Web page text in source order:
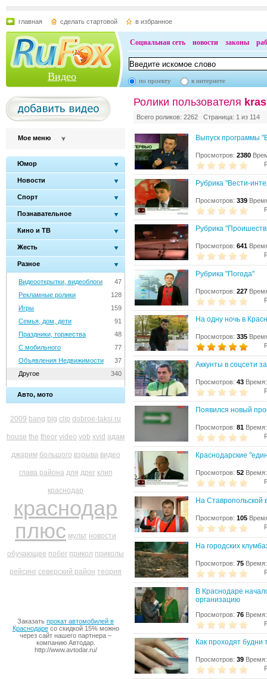
главная сделать стартовой в избранное
Видео
Социальная сеть новости законы
по проекту в интернете
Мое меню
Юмор
Новости
Спорт
Познавательное
Кино и ТВ
Жесть
Разное
47
Видеооткрытки, видеоблоги
128
Рекламные ролики
159
Игры
91
Семья, дом, дети
48
Праздники, торжества
77
С мобильного
37
Объявления Недвижимости
340
Другое
Авто, мото
2009 bang big clip dobroe-taksi.ru
house the theor video vob xvid адам
джарим большого взрыва видео
глава района для дрег клип
краснодар
краснодар
плюс мульт новости
обучающее побег прикол приколы
рейсинг северский район теория
Заказать прокат автомобилей в
Краснодаресо скидкой 15% можно
через сайт нашего партнера –
компанию Автодар.
http://www.avtodar.ru/
Ролики пользователя
Всего роликов: 2262 Страница: 1 из 114
Выпуск программы
Просмотров: 2380
Рубрика "Вести-
Просмотров: 339
Рубрика
Просмотров: 641
Рубрика "Погода"
Просмотров: 227
На одну ночь в
Просмотров: 335
Аккунты в соцсети
Просмотров: 43
Появился новый
Просмотров: 81
Краснодарские
Просмотров: 52
На Ставропольской
Просмотров: 105
На городских
Просмотров: 75
В Краснодаре
организацию
Просмотров: 76
Как проходят будни
Просмотров: 39